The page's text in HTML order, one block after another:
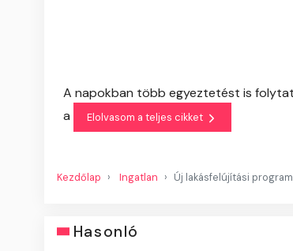
A napokban több egyeztetést is
a
Elolvasom a teljes cikket
Kezdőlap Ingatlan Új lakásfelújítási
Hasonló